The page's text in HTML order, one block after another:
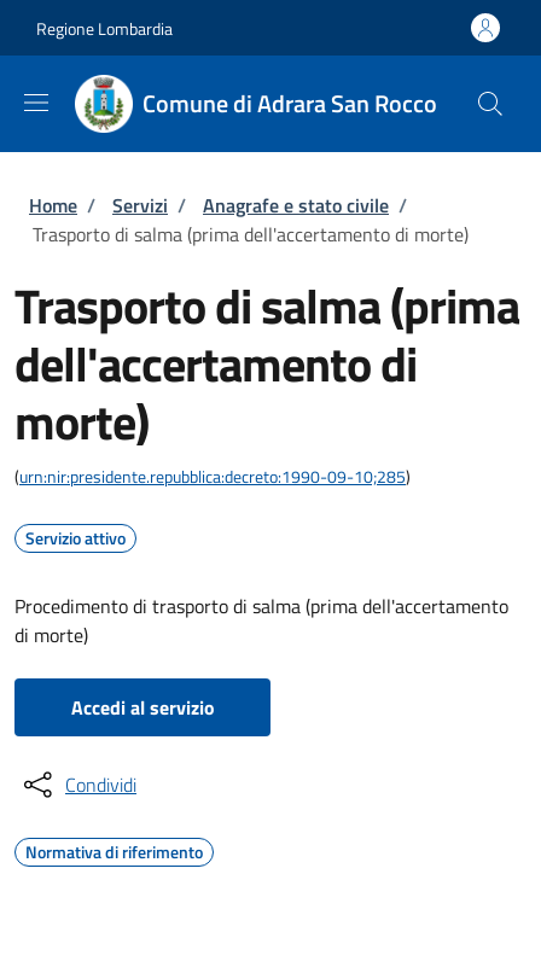
Regione Lombardia
Comune di Adrara San Rocco
Briciole di pane
Home / Servizi / Anagrafe e stato civile /
Trasporto di salma (prima dell'accertamento di morte)
Trasporto di salma (prima
dell'accertamento di
morte)
(urn:nir:presidente.repubblica:decreto:1990-09-10;285)
Servizio attivo
Procedimento di trasporto di salma (prima dell'accertamento
di morte)
Accedi al servizio
Condividi
Normativa di riferimento